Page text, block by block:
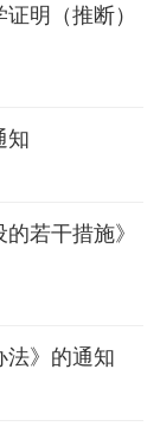
明（推断）
知
若干措施》
法》的通知